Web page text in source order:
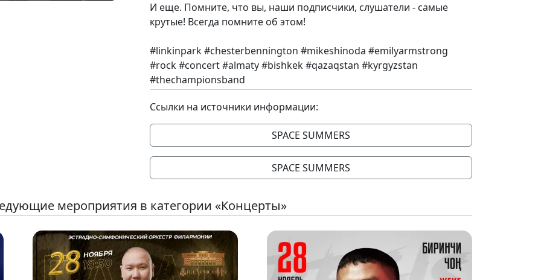
И еще. Помните, что вы, наши подписчики, слушатели - самые
крутые! Всегда помните об этом!
#linkinpark #chesterbennington #mikeshinoda #emilyarmstrong
#rock #concert #almaty #bishkek #qazaqstan #kyrgyzstan
#thechampionsband
Ссылки на источники информации:
SPACE SUMMERS
SPACE SUMMERS
мероприятия в категории «Концерты»